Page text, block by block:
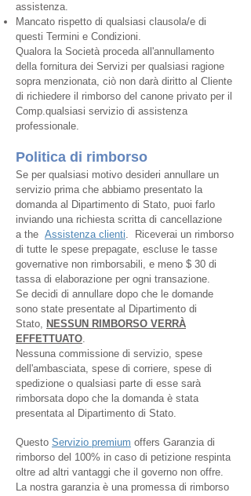
assistenza.
Mancato rispetto di qualsiasi clausola/e di
questi Termini e Condizioni.
Qualora la Società proceda all'annullamento
della fornitura dei Servizi per qualsiasi ragione
sopra menzionata, ciò non darà diritto al Cliente
di richiedere il rimborso del canone privato per il
Comp.qualsiasi servizio di assistenza
professionale.
Politica di rimborso
Se per qualsiasi motivo desideri annullare un
servizio prima che abbiamo presentato la
domanda al Dipartimento di Stato, puoi farlo
inviando una richiesta scritta di cancellazione
athe Assistenza clienti. Riceverai un rimborso
di tutte le spese prepagate, escluse le tasse
governative non rimborsabili, e meno $ 30 di
tassa di elaborazione per ogni transazione.
Se decidi di annullare dopo che le domande
sono state presentate al Dipartimento di
Stato, NESSUN RIMBORSO VERRÀ
EFFETTUATO.
Nessuna commissione di servizio, spese
dell'ambasciata, spese di corriere, spese di
spedizione o qualsiasi parte di esse sarà
rimborsata dopo che la domanda è stata
presentata al Dipartimento di Stato.
Questo Servizio premium offers Garanzia di
rimborso del 100% in caso di petizione respinta
oltre ad altri vantaggi che il governo non offre.
La nostra garanzia è una promessa di rimborso